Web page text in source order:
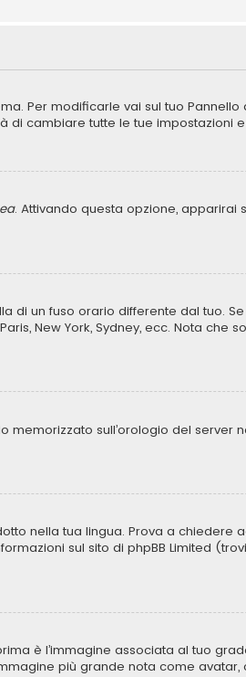
Per modificarle vai sul tuo
di cambiare tutte le tue impostazioni
. Attivando questa opzione, apparirai
di un fuso orario differente dal tuo.
New York, Sydney, ecc. Nota che
sull’orologio del server
nella tua lingua. Prova a chiedere
sul sito di phpBB Limited
è l’immagine associata al tuo
più grande nota come